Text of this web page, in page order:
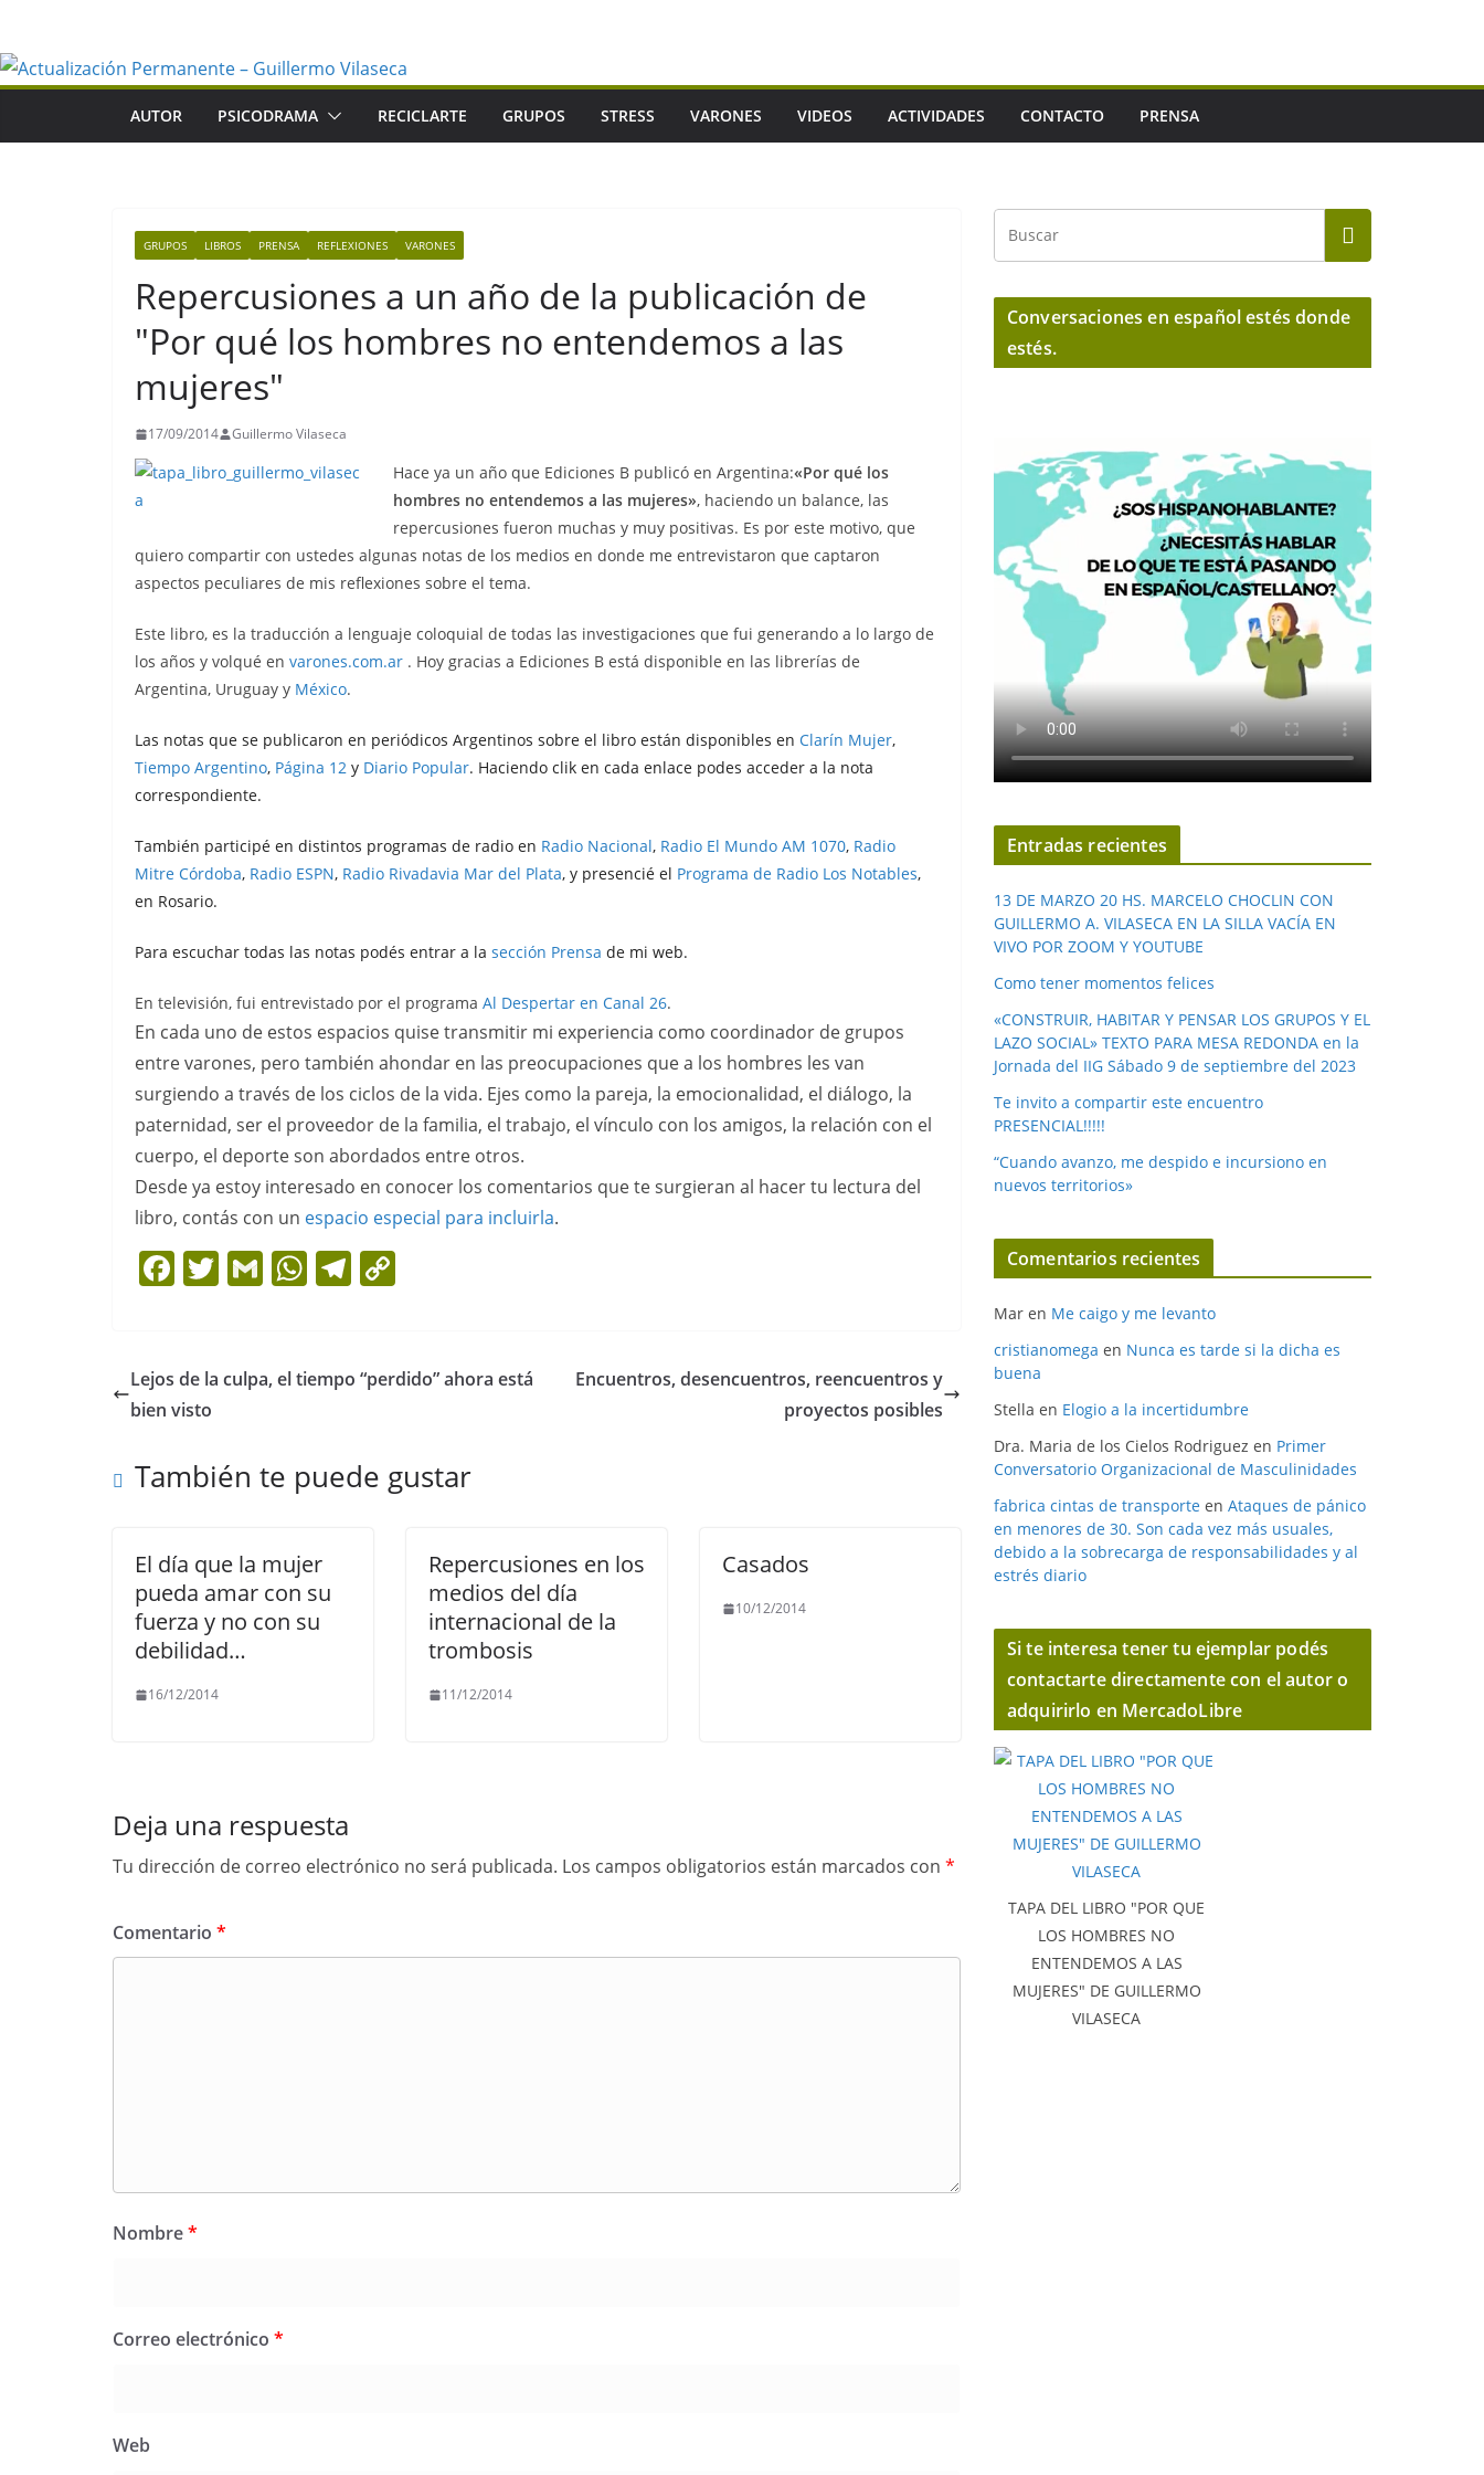
contenido
AUTOR PSICODRAMA RECICLARTE GRUPOS STRESS VARONES VIDEOS ACTIVIDADES CONTACTO PRENSA
GRUPOS LIBROS PRENSA REFLEXIONES VARONES
Repercusiones a un año de la publicación de
"Por qué los hombres no entendemos a las
mujeres"
17/09/2014 Guillermo Vilaseca
Hace ya un año que Ediciones B publicó en Argentina:«Por qué los
hombres no entendemos a las mujeres», haciendo un balance, las
repercusiones fueron muchas y muy positivas. Es por este motivo, que
quiero compartir con ustedes algunas notas de los medios en donde me entrevistaron que captaron
aspectos peculiares de mis reflexiones sobre el tema.
Este libro, es la traducción a lenguaje coloquial de todas las investigaciones que fui generando a lo largo de
los años y volqué en varones.com.ar . Hoy gracias a Ediciones B está disponible en las librerías de
Argentina, Uruguay y México.
Las notas que se publicaron en periódicos Argentinos sobre el libro están disponibles en Clarín Mujer,
Tiempo Argentino, Página 12 y Diario Popular. Haciendo clik en cada enlace podes acceder a la nota
correspondiente.
También participé en distintos programas de radio en Radio Nacional, Radio El Mundo AM 1070, Radio
Mitre Córdoba, Radio ESPN, Radio Rivadavia Mar del Plata, y presencié el Programa de Radio Los Notables,
en Rosario.
Para escuchar todas las notas podés entrar a la sección Prensa de mi web.
En televisión, fui entrevistado por el programa Al Despertar en Canal 26.
En cada uno de estos espacios quise transmitir mi experiencia como coordinador de grupos
entre varones, pero también ahondar en las preocupaciones que a los hombres les van
surgiendo a través de los ciclos de la vida. Ejes como la pareja, la emocionalidad, el diálogo, la
paternidad, ser el proveedor de la familia, el trabajo, el vínculo con los amigos, la relación con el
cuerpo, el deporte son abordados entre otros.
Desde ya estoy interesado en conocer los comentarios que te surgieran al hacer tu lectura del
libro, contás con un espacio especial para incluirla.
F
e
b
o
T
er
G
l
W
s
p
T
gr y
k
Lejos de la culpa, el tiempo “perdido” ahora está
bien visto
Encuentros, desencuentros, reencuentros y
proyectos posibles
También te puede gustar
El día que la mujer
pueda amar con su
fuerza y no con su
debilidad…
16/12/2014
Repercusiones en los
medios del día
internacional de la
trombosis
11/12/2014
Casados
10/12/2014
Deja una respuesta
Tu dirección de correo electrónico no será publicada. Los campos obligatorios están marcados con *
Comentario *
Nombre*
Correo electrónico *
Web
Conversaciones en español estés donde
estés.
Entradas recientes
13 DE MARZO 20 HS. MARCELO CHOCLIN CON
GUILLERMO A. VILASECA EN LA SILLA VACÍA EN
VIVO POR ZOOM Y YOUTUBE
Como tener momentos felices
«CONSTRUIR, HABITAR Y PENSAR LOS GRUPOS Y EL
LAZO SOCIAL» TEXTO PARA MESA REDONDA en la
Jornada del IIG Sábado 9 de septiembre del 2023
Te invito a compartir este encuentro
PRESENCIAL!!!!!
“Cuando avanzo, me despido e incursiono en
nuevos territorios»
Comentarios recientes
Mar en Me caigo y me levanto
cristianomega en Nunca es tarde si la dicha es
buena
Stella en Elogio a la incertidumbre
Dra. Maria de los Cielos Rodriguez en Primer
Conversatorio Organizacional de Masculinidades
fabrica cintas de transporte en Ataques de pánico
en menores de 30. Son cada vez más usuales,
debido a la sobrecarga de responsabilidades y al
estrés diario
Si te interesa tener tu ejemplar podés
contactarte directamente con el autor o
adquirirlo en MercadoLibre
TAPA DEL LIBRO "POR QUE
LOS HOMBRES NO
ENTENDEMOS A LAS
MUJERES" DE GUILLERMO
VILASECA